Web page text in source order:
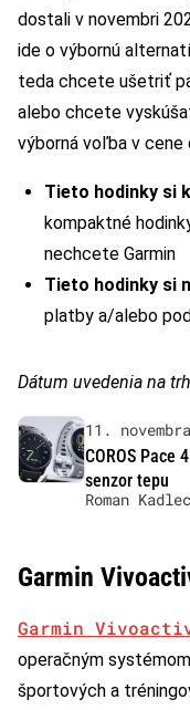
dostali v novembri
ide o výbornú
teda chcete ušetriť
alebo chcete
výborná voľba v cene
Tieto hodinky si
kompaktné
nechcete Garmin
Tieto hodinky si
platby a/alebo
Dátum uvedenia na
11.
COROS Pace
senzor tepu
Roman Kadlec
Garmin
Garmin
operačným
športových a